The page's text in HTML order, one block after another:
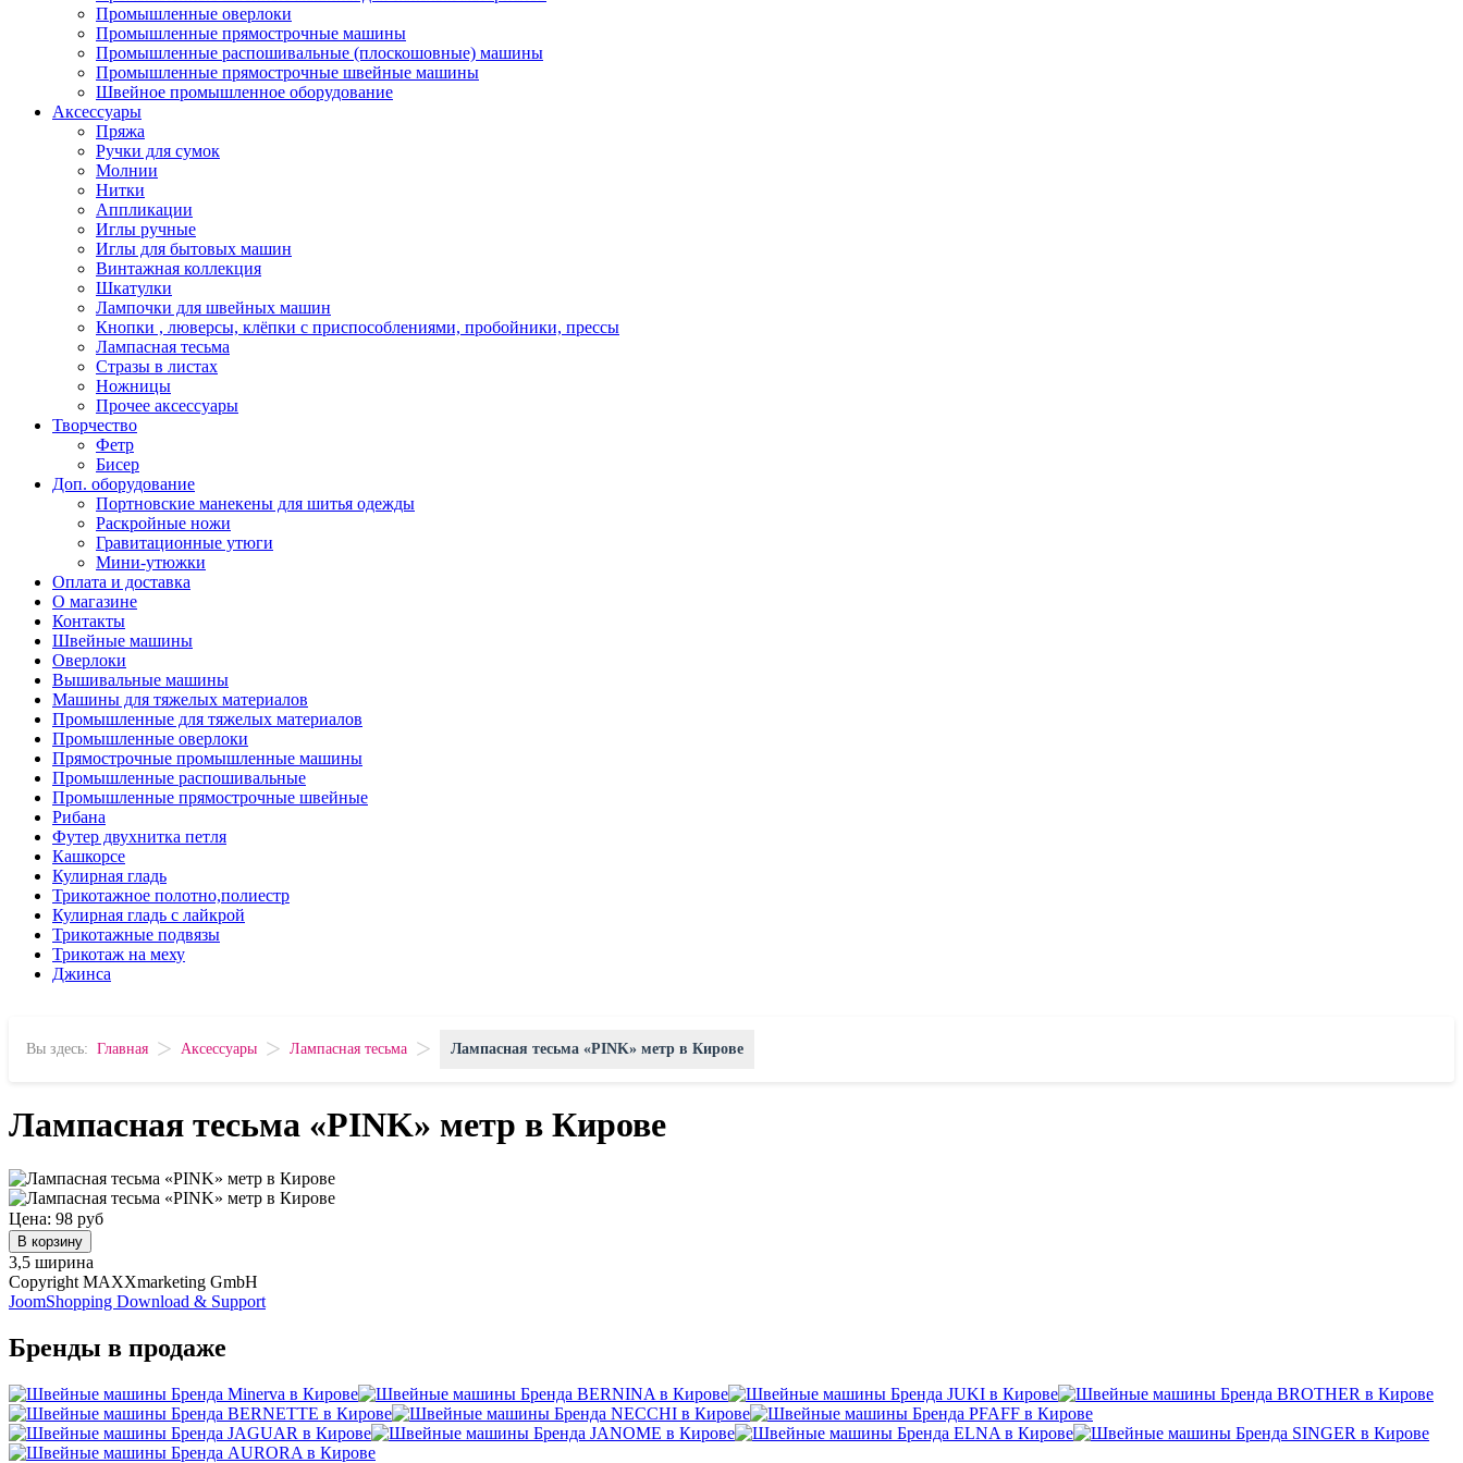
Промышленные оверлоки
Промышленные прямострочные машины
Промышленные распошивальные (плоскошовные) машины
Промышленные прямострочные швейные машины
Швейное промышленное оборудование
Аксессуары
Пряжа
Ручки для сумок
Молнии
Нитки
Аппликации
Иглы ручные
Иглы для бытовых машин
Винтажная коллекция
Шкатулки
Лампочки для швейных машин
Кнопки , люверсы, клёпки с приспособлениями, пробойники, прессы
Лампасная тесьма
Стразы в листах
Ножницы
Прочее аксессуары
Творчество
Фетр
Бисер
Доп. оборудование
Портновские манекены для шитья одежды
Раскройные ножи
Гравитационные утюги
Мини-утюжки
Оплата и доставка
О магазине
Контакты
Швейные машины
Оверлоки
Вышивальные машины
Машины для тяжелых материалов
Промышленные для тяжелых материалов
Промышленные оверлоки
Прямострочные промышленные машины
Промышленные распошивальные
Промышленные прямострочные швейные
Рибана
Футер двухнитка петля
Кашкорсе
Кулирная гладь
Трикотажное полотно,полиестр
Кулирная гладь с лайкрой
Трикотажные подвязы
Трикотаж на меху
Джинса
Вы здесь: Главная > Аксессуары > Лампасная тесьма > Лампасная тесьма «PINK» метр в Кирове
Лампасная тесьма «PINK» метр в Кирове
Цена: 98 руб
В корзину
3,5 ширина
Copyright MAXXmarketing GmbH
JoomShopping Download & Support
Бренды в продаже